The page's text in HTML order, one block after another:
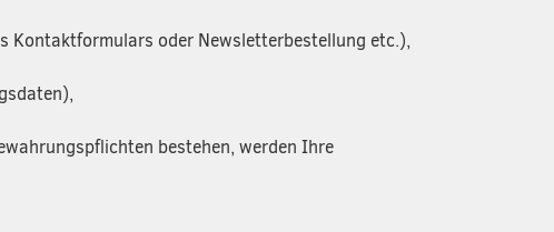
Kontaktformulars oder Newsletterbestellung etc.),
bestehen, werden Ihre